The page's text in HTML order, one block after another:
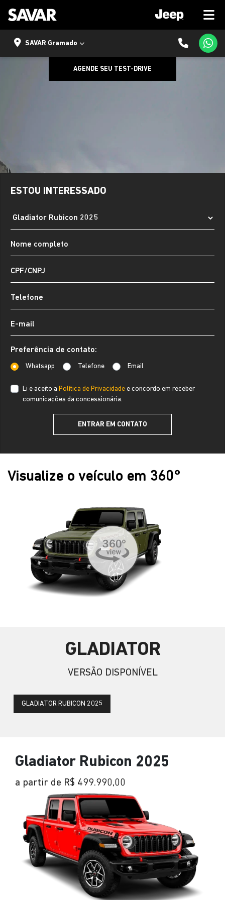
SAVAR Gramado
ESTOU INTERESSADO
Preferência de contato:
Whatsapp Telefone Email
Li e aceito a Política de Privacidade e concordo em receber
comunicações da concessionária.
ENTRAR EM CONTATO
AGENDE SEU TEST-DRIVE
Visualize o veículo em 360°
GLADIATOR
VERSÃO DISPONÍVEL
GLADIATOR RUBICON 2025
Gladiator Rubicon 2025
a partir de R$ 499.990,00